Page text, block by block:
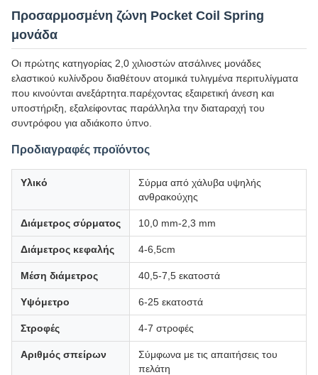
Προσαρμοσμένη ζώνη Pocket Coil Spring
μονάδα
Οι πρώτης κατηγορίας 2,0 χιλιοστών ατσάλινες μονάδες
ελαστικού κυλίνδρου διαθέτουν ατομικά τυλιγμένα περιτυλίγματα
που κινούνται ανεξάρτητα.παρέχοντας εξαιρετική άνεση και
υποστήριξη, εξαλείφοντας παράλληλα την διαταραχή του
συντρόφου για αδιάκοπο ύπνο.
Προδιαγραφές προϊόντος
Υλικό
Σύρμα από χάλυβα υψηλής
ανθρακούχης
Διάμετρος σύρματος 10,0 mm-2,3 mm
Διάμετρος κεφαλής 4-6,5cm
Μέση διάμετρος 40,5-7,5 εκατοστά
Υψόμετρο 6-25 εκατοστά
Στροφές 4-7 στροφές
Αριθμός σπείρων
Σύμφωνα με τις απαιτήσεις του
πελάτη